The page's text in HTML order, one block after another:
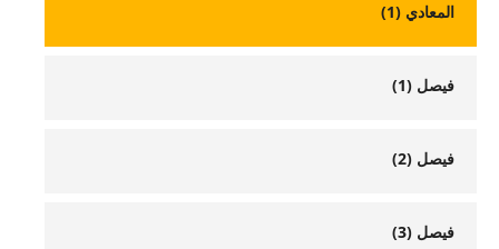
المعادي (1)
فيصل (1)
فيصل (2)
فيصل (3)